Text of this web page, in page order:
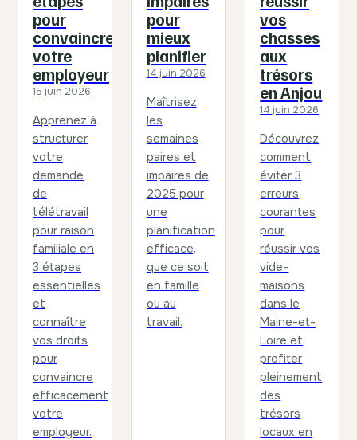
pour
convaincre
votre
employeur
15 juin 2026
Apprenez à
structurer
votre
demande
de
télétravail
pour raison
familiale en
3 étapes
essentielles
et
connaître
vos droits
pour
convaincre
efficacement
votre
employeur.
pour
mieux
planifier
14 juin 2026
Maîtrisez
les
semaines
paires et
impaires de
2025 pour
une
planification
efficace,
que ce soit
en famille
ou au
travail.
vos
chasses
aux
trésors
en Anjou
14 juin 2026
Découvrez
comment
éviter 3
erreurs
courantes
pour
réussir vos
vide-
maisons
dans le
Maine-et-
Loire et
profiter
pleinement
des
trésors
locaux en